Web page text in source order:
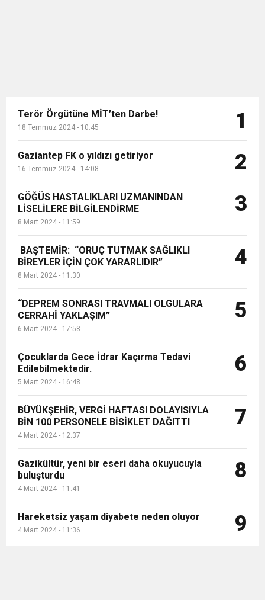
Terör Örgütüne MİT’ten Darbe!
18 Temmuz 2024 - 10:45 1
Gaziantep FK o yıldızı getiriyor
16 Temmuz 2024 - 14:08 2
GÖĞÜS HASTALIKLARI UZMANINDAN
LİSELİLERE BİLGİLENDİRME
8 Mart 2024 - 11:59
3
BAŞTEMİR: “ORUÇ TUTMAK SAĞLIKLI
BİREYLER İÇİN ÇOK YARARLIDIR”
8 Mart 2024 - 11:30
4
“DEPREM SONRASI TRAVMALI OLGULARA
CERRAHİ YAKLAŞIM”
6 Mart 2024 - 17:58
5
Çocuklarda Gece İdrar Kaçırma Tedavi
Edilebilmektedir.
5 Mart 2024 - 16:48
6
BÜYÜKŞEHİR, VERGİ HAFTASI DOLAYISIYLA
BİN 100 PERSONELE BİSİKLET DAĞITTI
4 Mart 2024 - 12:37
7
Gazikültür, yeni bir eseri daha okuyucuyla
buluşturdu
4 Mart 2024 - 11:41
8
Hareketsiz yaşam diyabete neden oluyor
4 Mart 2024 - 11:36 9